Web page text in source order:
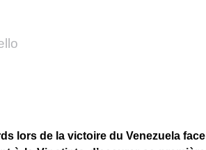
lors de la victoire du Venezuela face